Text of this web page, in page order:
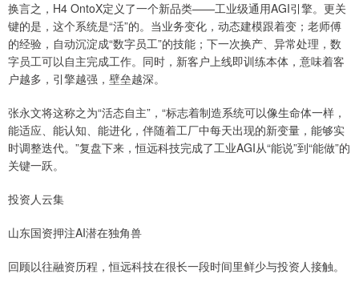
换言之，H4 OntoX定义了一个新品类——工业级通用AGI引擎。更关
键的是，这个系统是“活”的。当业务变化，动态建模跟着变；老师傅
的经验，自动沉淀成“数字员工”的技能；下一次换产、异常处理，数
字员工可以自主完成工作。同时，新客户上线即训练本体，意味着客
户越多，引擎越强，壁垒越深。
张永文将这称之为“活态自主”，“标志着制造系统可以像生命体一样，
能适应、能认知、能进化，伴随着工厂中每天出现的新变量，能够实
时调整迭代。”复盘下来，恒远科技完成了工业AGI从“能说”到“能做”的
关键一跃。
投资人云集
山东国资押注AI潜在独角兽
回顾以往融资历程，恒远科技在很长一段时间里鲜少与投资人接触。